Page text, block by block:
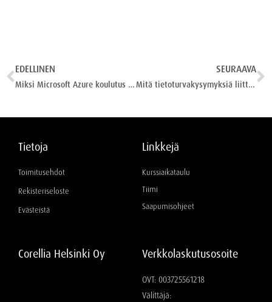
EDELLINEN
Miksi Microsoft Azure koulutus on tärkeää?
SEURAAVA
Mitä tietoturvakysymyksiä liittyy tekoälyn käyttöönottoon?
Tietoja
Toimitusehdot
Rekisteriseloste
Evästeistä
Linkkejä
Kurssiaikataulu
Tiimi
Saapumisohjeet
Corellia Helsinki Oy Verkkolaskutusosoite
OVT: 003725561218
Välittäjä: